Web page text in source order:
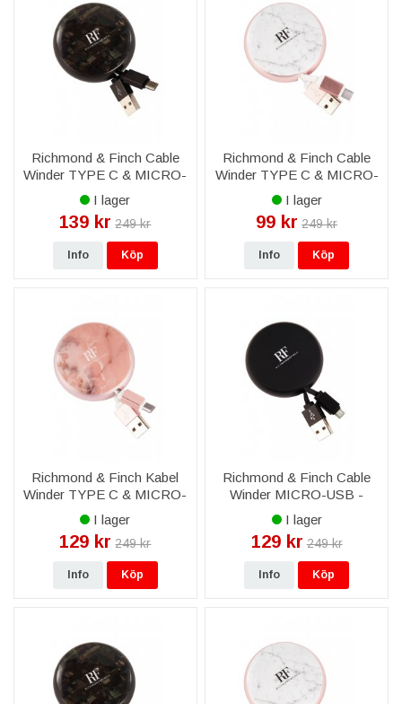
Richmond & Finch Cable
Winder TYPE C & MICRO-
USB - Kamouflage
I lager
139 kr 249 kr
Info Köp
Richmond & Finch Cable
Winder TYPE C & MICRO-
USB - Vit Marmor
I lager
99 kr 249 kr
Info Köp
Richmond & Finch Kabel
Winder TYPE C & MICRO-
USB - Rosa Marmor
I lager
129 kr 249 kr
Info Köp
Richmond & Finch Cable
Winder MICRO-USB -
Svart
I lager
129 kr 249 kr
Info Köp